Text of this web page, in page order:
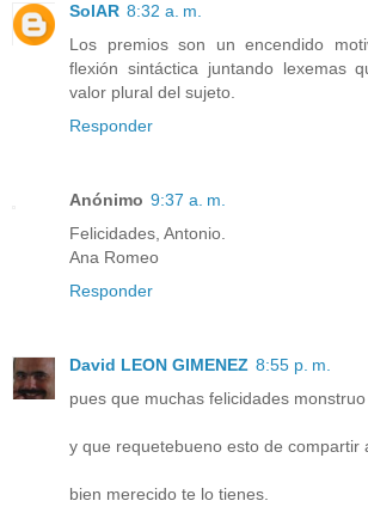
SolAR 8:32 a. m.
Los premios son un encendido
flexión sintáctica juntando lexemas
valor plural del sujeto.
Responder
Anónimo 9:37 a. m.
Felicidades, Antonio.
Ana Romeo
Responder
David LEON GIMENEZ 8:55 p. m.
pues que muchas felicidades monstruo
y que requetebueno esto de compartir
bien merecido te lo tienes.